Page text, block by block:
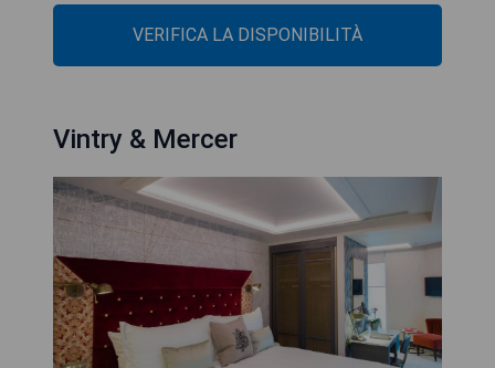
VERIFICA LA DISPONIBILITÀ
Vintry & Mercer